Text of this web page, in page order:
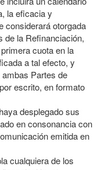
la eficacia y
considerará otorgada
de la Refinanciación,
cuota en la
a tal efecto, y
ambas Partes de
escrito, en formato
desplegado sus
en consonancia con
emitida en
cualquiera de los